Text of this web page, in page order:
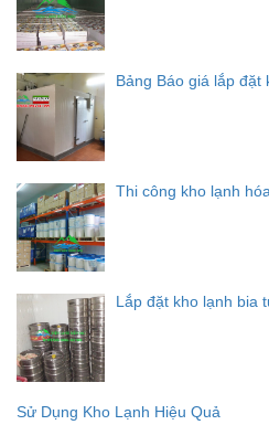
Bảng Báo giá lắp đặt
Thi công kho lạnh
Lắp đặt kho lạnh bia
Sử Dụng Kho Lạnh Hiệu Quả